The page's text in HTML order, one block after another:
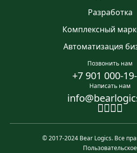
Разработка
Комплексный
Автоматизация
Позвонить нам
+7 901 000-
Написать нам
© 2017-2024 Bear Logics. Все
Пользовательское